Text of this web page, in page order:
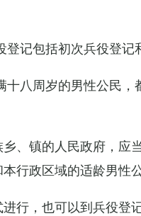
记包括初次兵役登记
八周岁的男性公民
、镇的人民政府，应
行政区域的适龄男性
行，也可以到兵役登